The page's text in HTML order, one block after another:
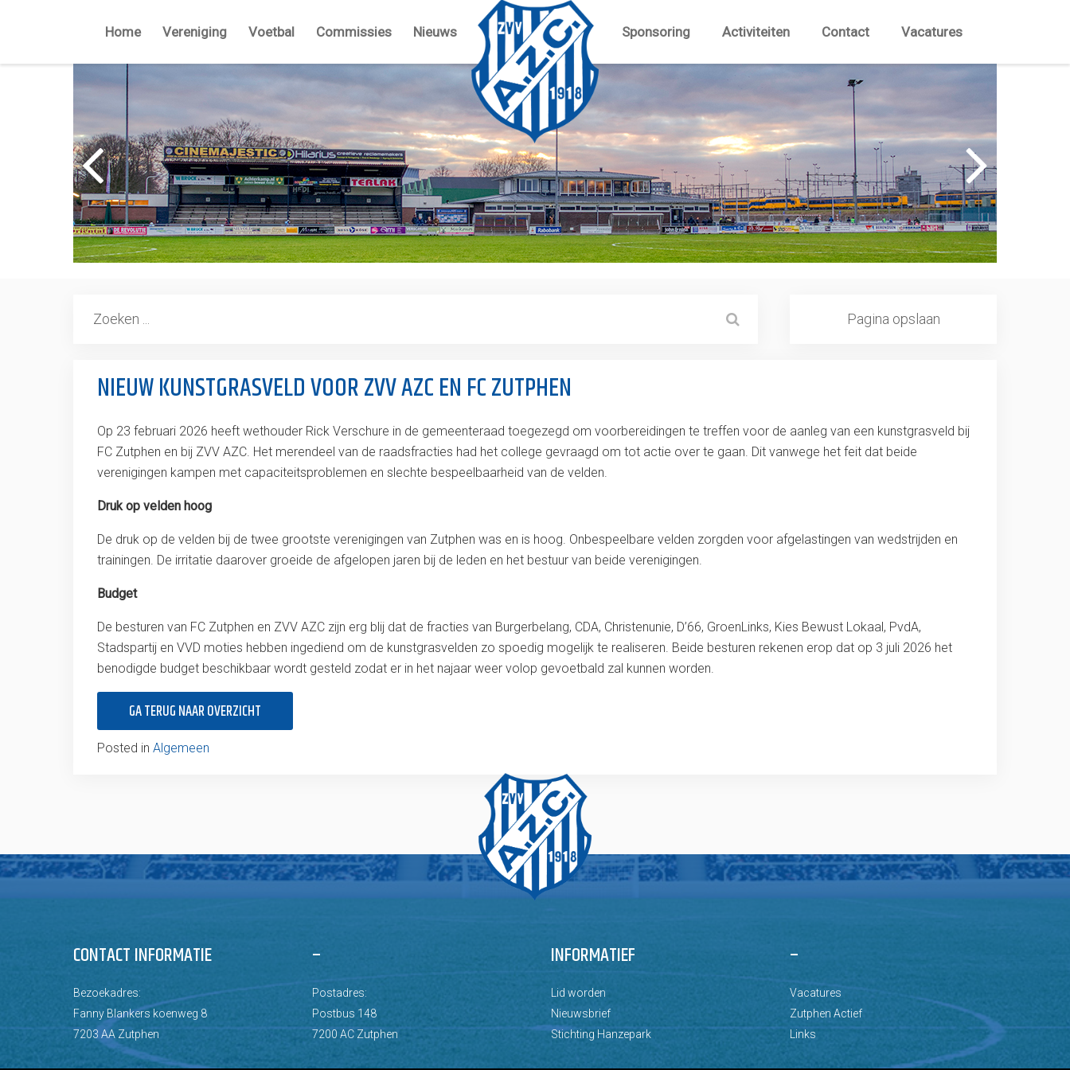
Home Vereniging Voetbal Commissies Nieuws Sponsoring Activiteiten Contact Vacatures
Pagina opslaan
NIEUW KUNSTGRASVELD VOOR ZVV AZC EN FC ZUTPHEN
Op 23 februari 2026 heeft wethouder Rick Verschure in de gemeenteraad toegezegd om voorbereidingen te treffen voor de aanleg van een kunstgrasveld bij
FC Zutphen en bij ZVV AZC. Het merendeel van de raadsfracties had het college gevraagd om tot actie over te gaan. Dit vanwege het feit dat beide
verenigingen kampen met capaciteitsproblemen en slechte bespeelbaarheid van de velden.
Druk op velden hoog
De druk op de velden bij de twee grootste verenigingen van Zutphen was en is hoog. Onbespeelbare velden zorgden voor afgelastingen van wedstrijden en
trainingen. De irritatie daarover groeide de afgelopen jaren bij de leden en het bestuur van beide verenigingen.
Budget
De besturen van FC Zutphen en ZVV AZC zijn erg blij dat de fracties van Burgerbelang, CDA, Christenunie, D’66, GroenLinks, Kies Bewust Lokaal, PvdA,
Stadspartij en VVD moties hebben ingediend om de kunstgrasvelden zo spoedig mogelijk te realiseren. Beide besturen rekenen erop dat op 3 juli 2026 het
benodigde budget beschikbaar wordt gesteld zodat er in het najaar weer volop gevoetbald zal kunnen worden.
GA TERUG NAAR OVERZICHT
Posted in Algemeen
CONTACT INFORMATIE
Bezoekadres:
Fanny Blankers koenweg 8
7203 AA Zutphen
–
Postadres:
Postbus 148
7200 AC Zutphen
INFORMATIEF
Lid worden
Nieuwsbrief
Stichting Hanzepark
–
Vacatures
Zutphen Actief
Links